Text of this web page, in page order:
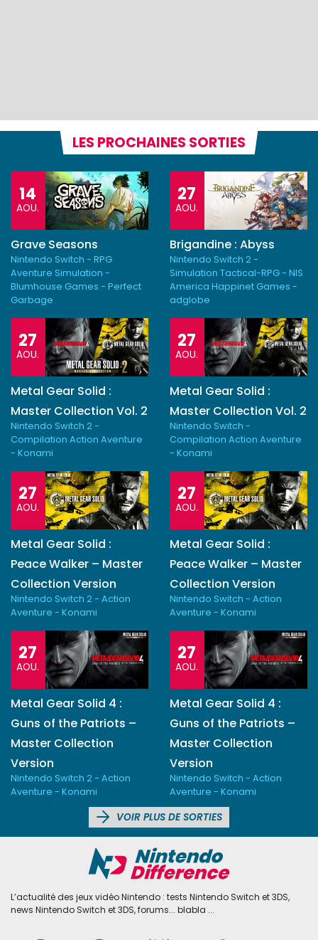
LES PROCHAINES SORTIES
14
AOU.
Grave Seasons
Nintendo Switch - RPG
Aventure Simulation -
Blumhouse Games - Perfect
Garbage
27
AOU.
Brigandine : Abyss
Nintendo Switch 2 -
Simulation Tactical-RPG - NIS
America Happinet Games -
adglobe
27
AOU.
Metal Gear Solid :
Master Collection Vol. 2
Nintendo Switch 2 -
Compilation Action Aventure
- Konami
27
AOU.
Metal Gear Solid :
Master Collection Vol. 2
Nintendo Switch -
Compilation Action Aventure
- Konami
27
AOU.
Metal Gear Solid :
Peace Walker – Master
Collection Version
Nintendo Switch 2 - Action
Aventure - Konami
27
AOU.
Metal Gear Solid :
Peace Walker – Master
Collection Version
Nintendo Switch - Action
Aventure - Konami
27
AOU.
Metal Gear Solid 4 :
Guns of the Patriots –
Master Collection
Version
Nintendo Switch 2 - Action
Aventure - Konami
27
AOU.
Metal Gear Solid 4 :
Guns of the Patriots –
Master Collection
Version
Nintendo Switch - Action
Aventure - Konami
VOIR PLUS DE SORTIES
L’actualité des jeux vidéo Nintendo : tests Nintendo Switch et 3DS,
news Nintendo Switch et 3DS, forums... blabla ...